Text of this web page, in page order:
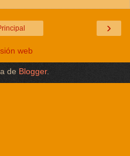
›
web
de Blogger.